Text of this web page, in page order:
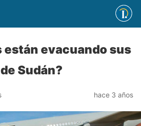
están evacuando sus
Sudán?
hace 3 años